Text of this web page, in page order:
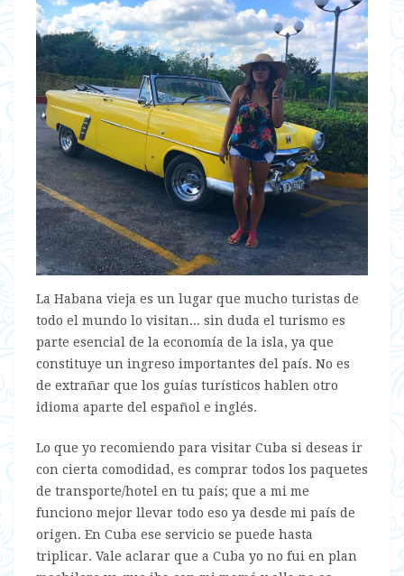
La Habana vieja es un lugar que mucho turistas de
todo el mundo lo visitan... sin duda el turismo es
parte esencial de la economía de la isla, ya que
constituye un ingreso importantes del país. No es
de extrañar que los guías turísticos hablen otro
idioma aparte del español e inglés.
Lo que yo recomiendo para visitar Cuba si deseas ir
con cierta comodidad, es comprar todos los paquetes
de transporte/hotel en tu país; que a mi me
funciono mejor llevar todo eso ya desde mi país de
origen. En Cuba ese servicio se puede hasta
triplicar. Vale aclarar que a Cuba yo no fui en plan